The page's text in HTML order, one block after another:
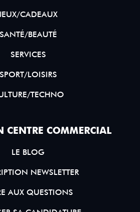
CADEAUX
SANTÉ/BEAUTÉ
SERVICES
SPORT/LOISIRS
TECHNO
COMMERCIAL
LE BLOG
NEWSLETTER
AUX QUESTIONS